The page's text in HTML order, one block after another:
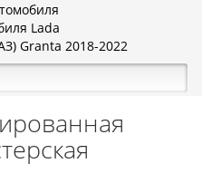
Lada
Granta 2018-2022